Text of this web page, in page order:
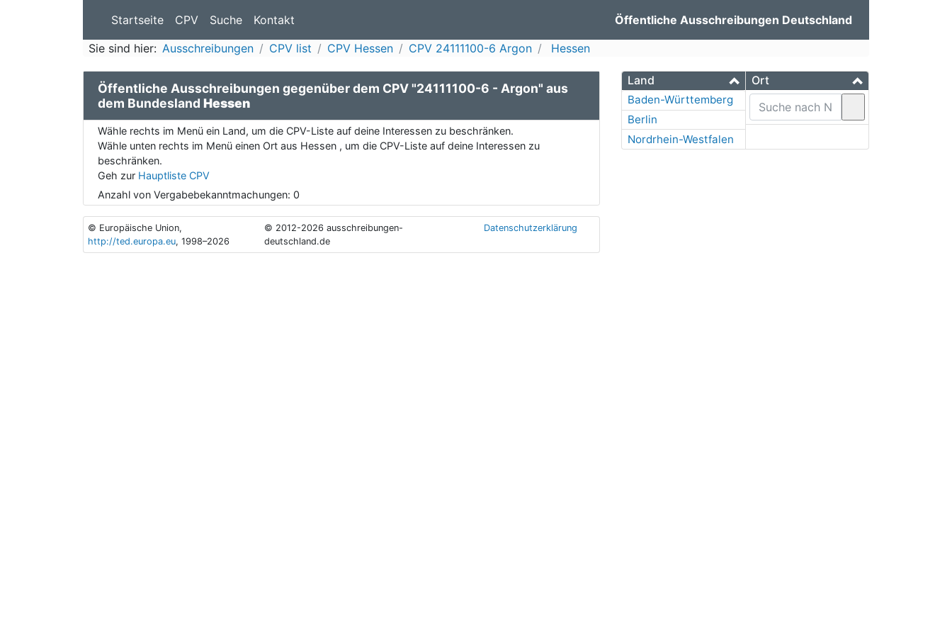
Startseite CPV Suche Kontakt Öffentliche Ausschreibungen Deutschland
Sie sind hier: Ausschreibungen CPV list CPV Hessen CPV 24111100-6 Argon Hessen
Land
Baden-Württemberg
Berlin
Nordrhein-Westfalen
Ort
Öffentliche Ausschreibungen gegenüber dem CPV "24111100-6 - Argon" aus
dem Bundesland Hessen
Wähle rechts im Menü ein Land, um die CPV-Liste auf deine Interessen zu beschränken.
Wähle unten rechts im Menü einen Ort aus Hessen , um die CPV-Liste auf deine Interessen zu
beschränken.
Geh zur Hauptliste CPV
Anzahl von Vergabebekanntmachungen: 0
© Europäische Union,
http://ted.europa.eu, 1998–2026
© 2012-2026 ausschreibungen-
deutschland.de
Datenschutzerklärung